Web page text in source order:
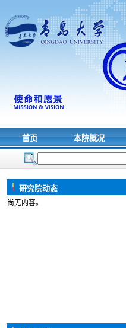
首页 本院概况
研究院动态
尚无内容。